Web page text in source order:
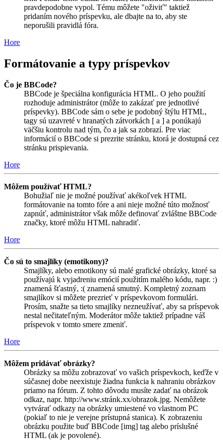
pravdepodobne vypol. Tému môžete "oživiť" taktiež
pridaním nového príspevku, ale dbajte na to, aby ste
neporušili pravidlá fóra.
Hore
Formátovanie a typy príspevkov
Čo je BBCode?
BBCode je špeciálna konfigurácia HTML. O jeho použití
rozhoduje administrátor (môže to zakázať pre jednotlivé
príspevky). BBCode sám o sebe je podobný štýlu HTML,
tagy sú uzavreté v hranatých zátvorkách [ a ] a ponúkajú
väčšiu kontrolu nad tým, čo a jak sa zobrazí. Pre viac
informácií o BBCode si prezrite stránku, ktorá je dostupná cez
stránku prispievania.
Hore
Môžem používať HTML?
Bohužiaľ nie je možné používať akékoľvek HTML
formátovanie na tomto fóre a ani nieje možné túto možnosť
zapnúť, administrátor však môže definovať zvláštne BBCode
značky, ktoré môžu HTML nahradiť.
Hore
Čo sú to smajlíky (emotikony)?
Smajlíky, alebo emotikony sú malé grafické obrázky, ktoré sa
používajú k vyjadreniu emócií použitím malého kódu, napr. :)
znamená šťastný, :( znamená smutný. Kompletný zoznam
smajlíkov si môžete prezrieť v príspevkovom formulári.
Prosím, snažte sa tieto smajlíky nezneužívať, aby sa príspevok
nestal nečitateľným. Moderátor môže taktiež prípadne váš
príspevok v tomto smere zmeniť.
Hore
Môžem pridávať obrázky?
Obrázky sa môžu zobrazovať vo vašich príspevkoch, keďže v
súčasnej dobe neexistuje žiadna funkcia k nahraniu obrázkov
priamo na fórum. Z tohto dôvodu musíte zadať na obrázok
odkaz, napr. http://www.stránk.xx/obrazok.jpg. Nemôžete
vytvárať odkazy na obrázky umiestené vo vlastnom PC
(pokiaľ to nie je verejne prístupná stanica). K zobrazeniu
obrázku použite buď BBCode [img] tag alebo príslušné
HTML (ak je povolené).